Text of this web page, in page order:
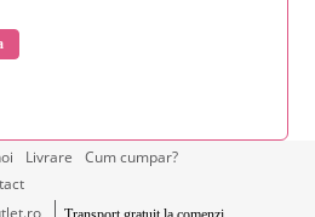
Livrare
Cum cumpar?